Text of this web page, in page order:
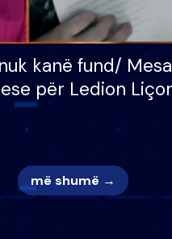
kanë fund/
për Ledion
fëmijët e tij,
dot lotët: Nuk
më shumë →